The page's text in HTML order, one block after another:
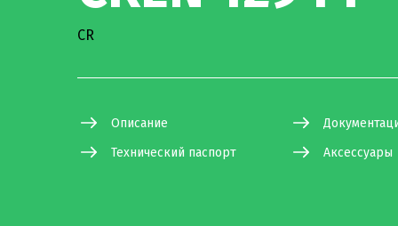
CR
Описание
Технический паспорт
Аксессуары